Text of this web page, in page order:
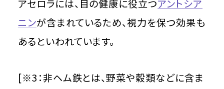
アセロラには、目の健康に役立つアントシア
ニンが含まれているため、視力を保つ効果も
あるといわれています。
[※3：非ヘム鉄とは、野菜や穀類などに含ま